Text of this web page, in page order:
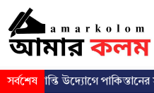
সর্বশেষ
শান্তি উদ্যোগে পাকিস্তানের সমর্থন,